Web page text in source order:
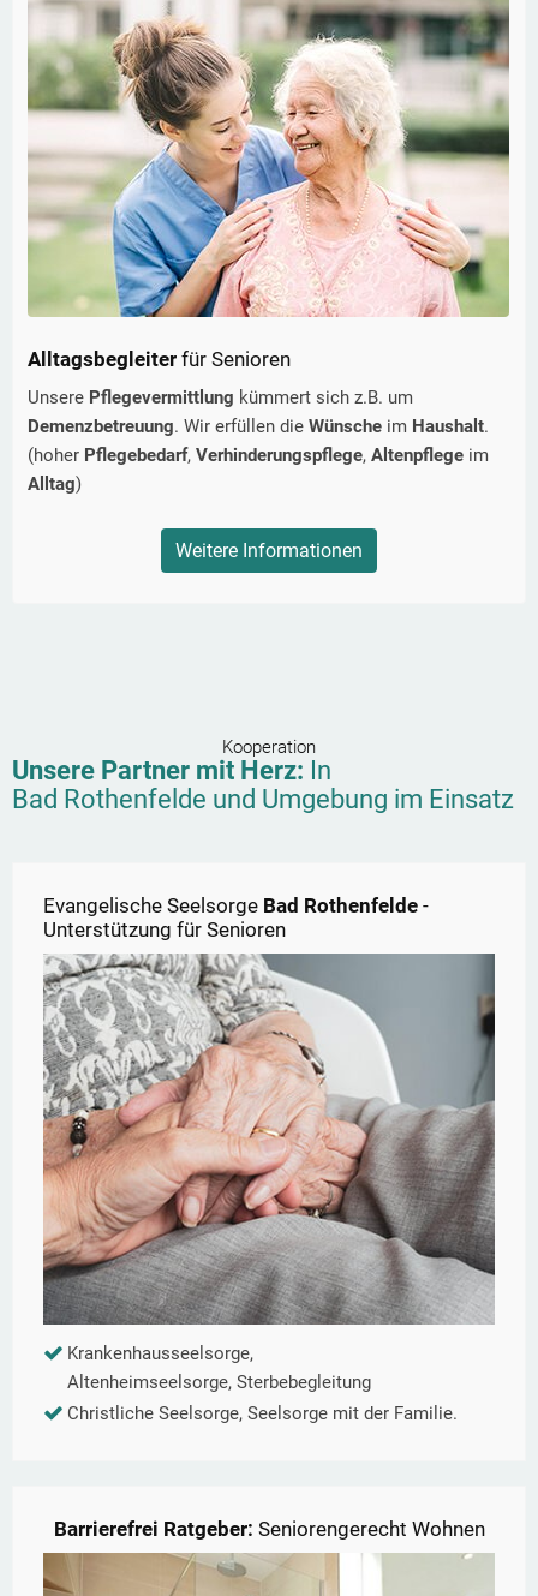
Alltagsbegleiter für Senioren
Unsere Pflegevermittlung kümmert sich z.B. um
Demenzbetreuung. Wir erfüllen die Wünsche im Haushalt.
(hoher Pflegebedarf, Verhinderungspflege, Altenpflege im
Alltag)
Weitere Informationen
Kooperation
Unsere Partner mit Herz: In
Bad Rothenfelde und Umgebung im Einsatz
Evangelische Seelsorge Bad Rothenfelde -
Unterstützung für Senioren
Krankenhausseelsorge,
Altenheimseelsorge, Sterbebegleitung
Christliche Seelsorge, Seelsorge mit der Familie.
Barrierefrei Ratgeber: Seniorengerecht Wohnen